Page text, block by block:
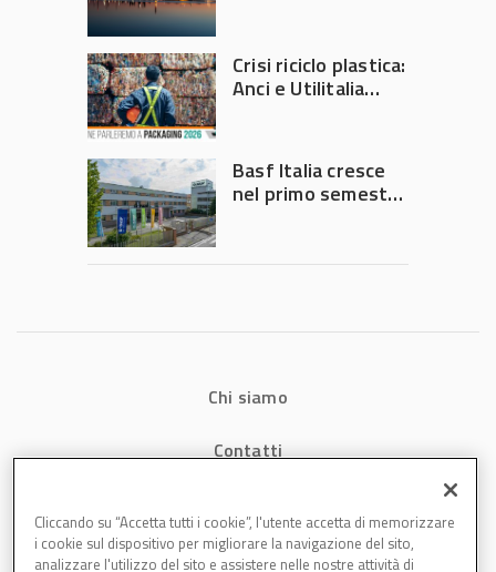
Crisi riciclo plastica:
Anci e Utilitalia
Governo
Basf Italia cresce
nel primo semestre
Chi siamo
Contatti
Cookies
Cliccando su “Accetta tutti i cookie”, l'utente accetta di memorizzare
i cookie sul dispositivo per migliorare la navigazione del sito,
analizzare l'utilizzo del sito e assistere nelle nostre attività di